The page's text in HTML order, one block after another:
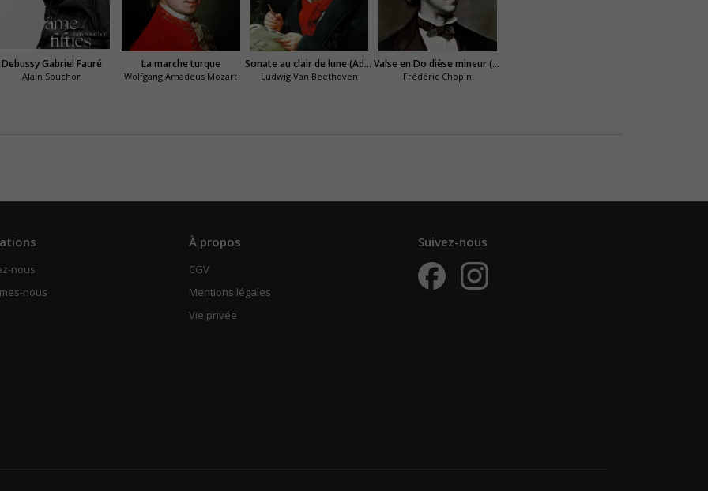
Debussy Gabriel Fauré
Alain Souchon
La marche turque
Wolfgang Amadeus Mozart
Sonate au clair de lune (Adagio Sostenuto)
Ludwig Van Beethoven
Valse en Do dièse mineur (Valse pure OP 64 N°2)
Frédéric Chopin
nous
nous
À propos
CGV
Mentions légales
Vie privée
Suivez-nous